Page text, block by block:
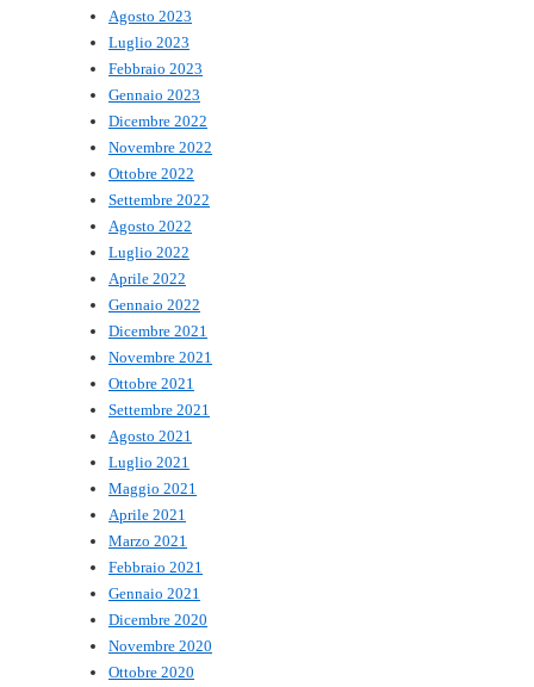
Agosto 2023
Luglio 2023
Febbraio 2023
Gennaio 2023
Dicembre 2022
Novembre 2022
Ottobre 2022
Settembre 2022
Agosto 2022
Luglio 2022
Aprile 2022
Gennaio 2022
Dicembre 2021
Novembre 2021
Ottobre 2021
Settembre 2021
Agosto 2021
Luglio 2021
Maggio 2021
Aprile 2021
Marzo 2021
Febbraio 2021
Gennaio 2021
Dicembre 2020
Novembre 2020
Ottobre 2020